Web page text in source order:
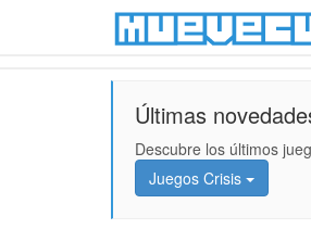
Últimas
Descubre los últimos
Juegos Crisis